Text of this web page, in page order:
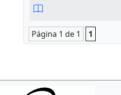
Página 1 de 1 1